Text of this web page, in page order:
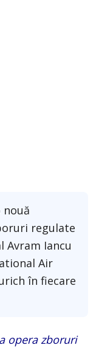
nouă
regulate
Iancu
Air
în fiecare
opera zboruri